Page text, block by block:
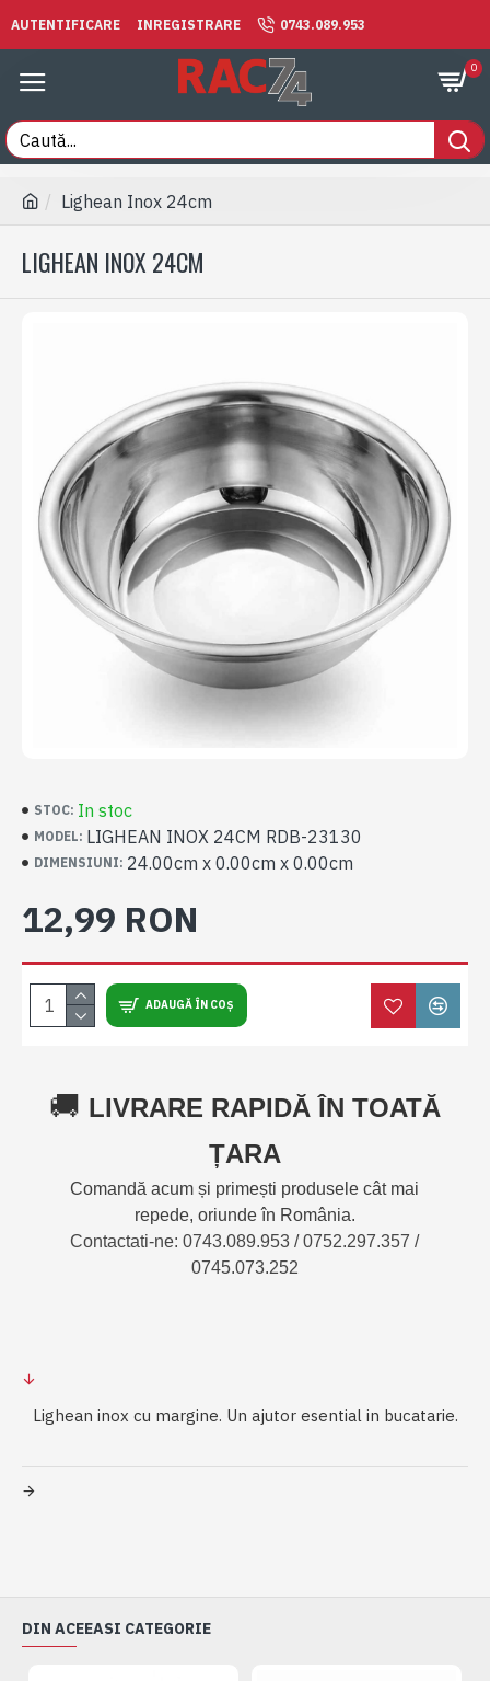
AUTENTIFICARE INREGISTRARE 0743.089.953
0
Lighean Inox 24cm
LIGHEAN INOX 24CM
STOC: In stoc
MODEL: LIGHEAN INOX 24CM RDB-23130
DIMENSIUNI: 24.00cm x 0.00cm x 0.00cm
12,99 RON
ADAUGĂ ÎN COȘ
🚚 LIVRARE RAPIDĂ ÎN TOATĂ
ȚARA
Comandă acum și primești produsele cât mai
repede, oriunde în România.
Contactati-ne: 0743.089.953 / 0752.297.357 /
0745.073.252
Lighean inox cu margine. Un ajutor esential in bucatarie.
DIN ACEEASI CATEGORIE